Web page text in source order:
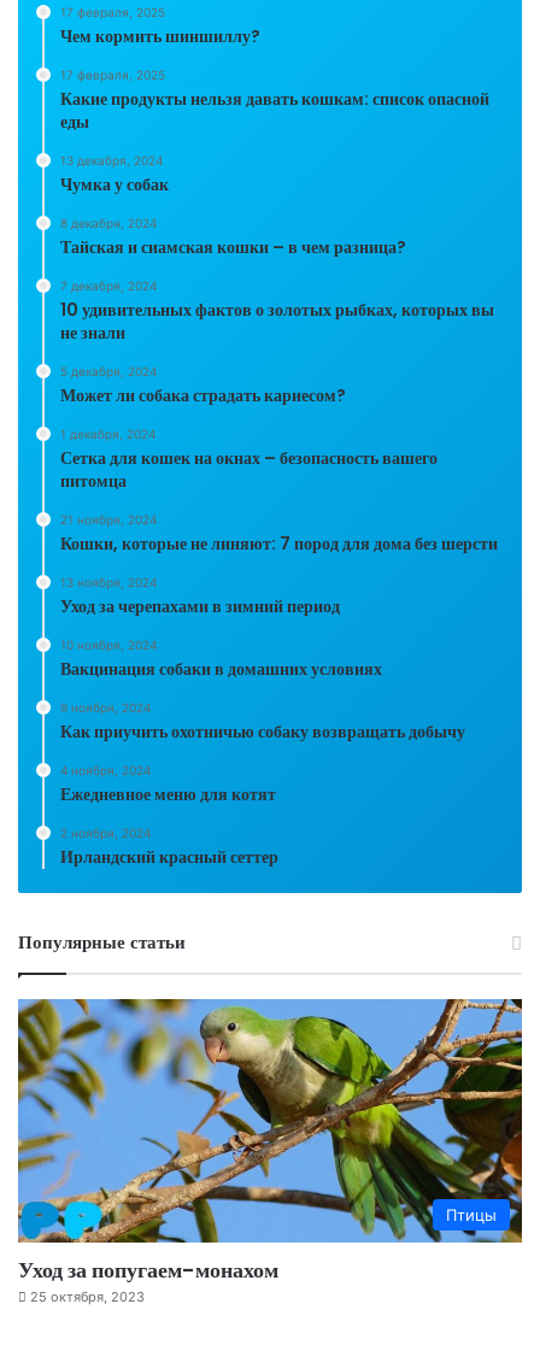
17 февраля, 2025
Чем кормить шиншиллу?
17 февраля, 2025
Какие продукты нельзя давать кошкам: список опасной
еды
13 декабря, 2024
Чумка у собак
8 декабря, 2024
Тайская и сиамская кошки – в чем разница?
7 декабря, 2024
10 удивительных фактов о золотых рыбках, которых вы
не знали
5 декабря, 2024
Может ли собака страдать кариесом?
1 декабря, 2024
Сетка для кошек на окнах – безопасность вашего
питомца
21 ноября, 2024
Кошки, которые не линяют: 7 пород для дома без шерсти
13 ноября, 2024
Уход за черепахами в зимний период
10 ноября, 2024
Вакцинация собаки в домашних условиях
9 ноября, 2024
Как приучить охотничью собаку возвращать добычу
4 ноября, 2024
Ежедневное меню для котят
2 ноября, 2024
Ирландский красный сеттер
Популярные статьи
Птицы
Уход за попугаем-монахом
25 октября, 2023